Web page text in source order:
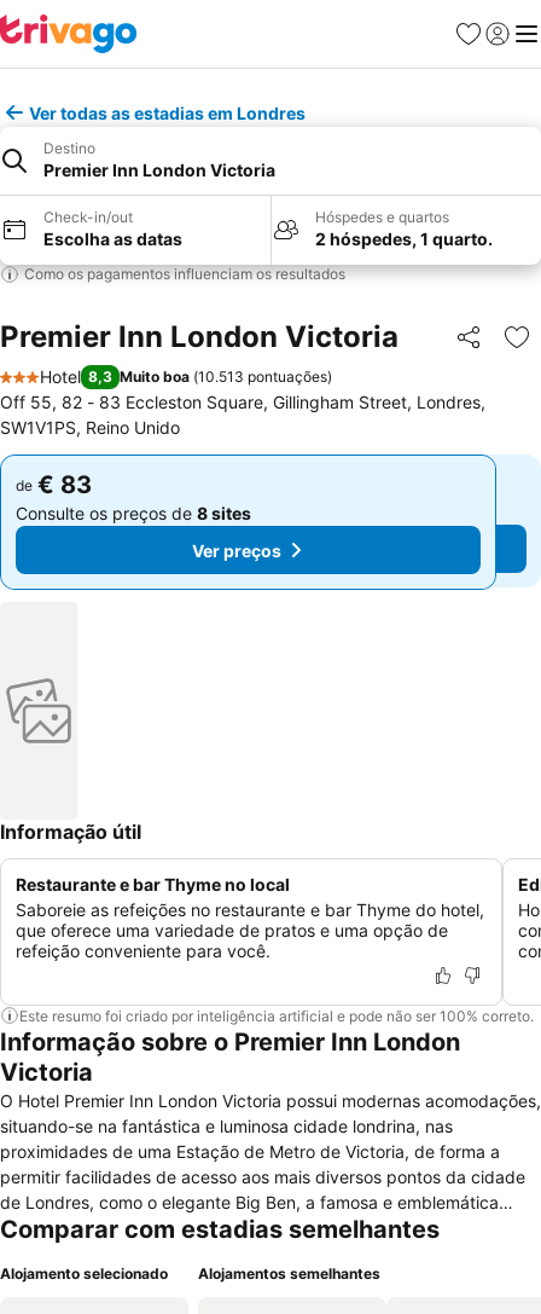
Favoritos
Iniciar
Ver todas as estadias em Londres
Destino
Premier Inn London Victoria
Check-in/out
Escolha as datas
Hóspedes e quartos
2 hóspedes, 1 quarto.
Como os pagamentos influenciam os resultados
Premier Inn London Victoria Partilhar
3 Estrelas
Hotel 8,3 Muito boa (10.513 pontuações)
Off 55, 82 - 83 Eccleston Square, Gillingham Street, Londres,
SW1V1PS, Reino Unido
de € 83
Consulte os preços de 8 sites
Ver preços
de € 83
Consulte os preços de 8 sites
Ver preços
Informação útil
Restaurante e bar Thyme no local
Saboreie as refeições no restaurante e bar Thyme do hotel,
que oferece uma variedade de pratos e uma opção de
refeição conveniente para você.
Este resumo foi criado por inteligência artificial e pode não ser 100% correto.
Informação sobre o Premier Inn London
Victoria
O Hotel Premier Inn London Victoria possui modernas acomodações,
situando-se na fantástica e luminosa cidade londrina, nas
proximidades de uma Estação de Metro de Victoria, de forma a
permitir facilidades de acesso aos mais diversos pontos da cidade
de Londres, como o elegante Big Ben, a famosa e emblemática
Tower Bridge ou a eterna Torre de Londres. Encontra-se,
alojamento, este hotel disponibiliza confortáveis e citadinos quartos,
Comparar com estadias semelhantes
Alojamento selecionado Alojamentos semelhantes